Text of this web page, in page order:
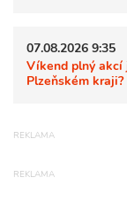
07.08.2026 9:35
Víkend plný akcí
Plzeňském kraji?